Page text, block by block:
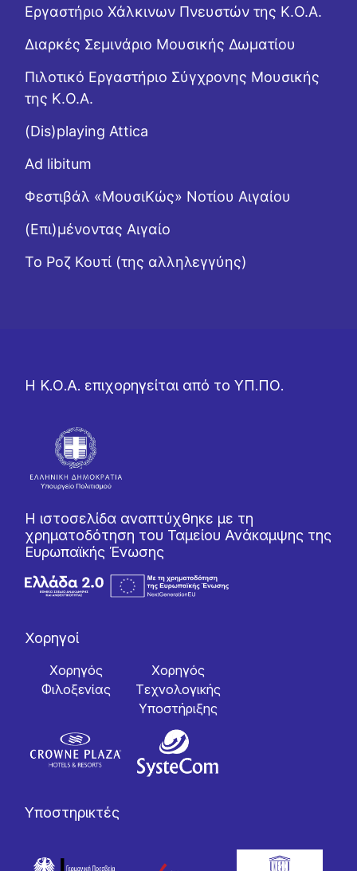
Εργαστήριo Χάλκινων Πνευστών της Κ.Ο.Α.
Διαρκές Σεμινάριο Μουσικής Δωματίου
Πιλοτικό Εργαστήριο Σύγχρονης Μουσικής
της Κ.Ο.Α.
(Dis)playing Attica
Ad libitum
Φεστιβάλ «ΜουσιΚώς» Νοτίου Αιγαίου
(Επι)μένοντας Αιγαίο
Το Ροζ Κουτί (της αλληλεγγύης)
Η Κ.Ο.Α. επιχορηγείται από το ΥΠ.ΠΟ.
Η ιστοσελίδα αναπτύχθηκε με τη
χρηματοδότηση του Ταμείου Ανάκαμψης της
Ευρωπαϊκής Ένωσης
Χορηγοί
Χορηγός
Φιλοξενίας
Χορηγός
Tεχνολογικής
Yποστήριξης
Υποστηρικτές